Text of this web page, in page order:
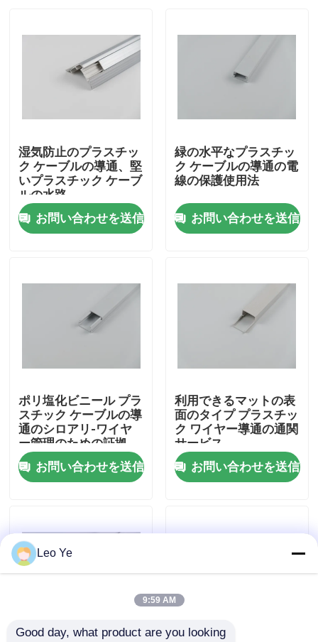
家へ
工場 ツアー
品質管理
ニュース
ポリ塩化ビニールの放出のプロフィール
湿気防止のプラスチッ
ク ケーブルの導通、堅
いプラスチック ケーブ
ルの水路
お問い合わせを送信
緑の水平なプラスチッ
ク ケーブルの導通の電
線の保護使用法
お問い合わせを送信
ポリ塩化ビニール プラ
スチック ケーブルの導
通のシロアリ-ワイヤ
ー管理のための証拠
お問い合わせを送信
利用できるマットの表
面のタイプ プラスチッ
ク ワイヤー導通の通関
サービス
お問い合わせを送信
Leo Ye
9:59 AM
Good day, what product are you looking